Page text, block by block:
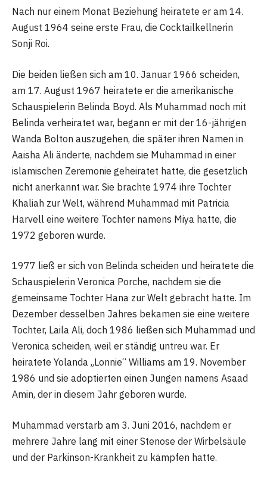
Nach nur einem Monat Beziehung heiratete er am 14.
August 1964 seine erste Frau, die Cocktailkellnerin
Sonji Roi.
Die beiden ließen sich am 10. Januar 1966 scheiden,
am 17. August 1967 heiratete er die amerikanische
Schauspielerin Belinda Boyd. Als Muhammad noch mit
Belinda verheiratet war, begann er mit der 16-jährigen
Wanda Bolton auszugehen, die später ihren Namen in
Aaisha Ali änderte, nachdem sie Muhammad in einer
islamischen Zeremonie geheiratet hatte, die gesetzlich
nicht anerkannt war. Sie brachte 1974 ihre Tochter
Khaliah zur Welt, während Muhammad mit Patricia
Harvell eine weitere Tochter namens Miya hatte, die
1972 geboren wurde.
1977 ließ er sich von Belinda scheiden und heiratete die
Schauspielerin Veronica Porche, nachdem sie die
gemeinsame Tochter Hana zur Welt gebracht hatte. Im
Dezember desselben Jahres bekamen sie eine weitere
Tochter, Laila Ali, doch 1986 ließen sich Muhammad und
Veronica scheiden, weil er ständig untreu war. Er
heiratete Yolanda „Lonnie“ Williams am 19. November
1986 und sie adoptierten einen Jungen namens Asaad
Amin, der in diesem Jahr geboren wurde.
Muhammad verstarb am 3. Juni 2016, nachdem er
mehrere Jahre lang mit einer Stenose der Wirbelsäule
und der Parkinson-Krankheit zu kämpfen hatte.